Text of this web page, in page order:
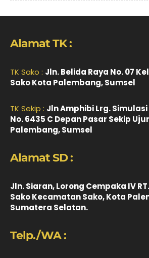
Alamat TK :
TK Sako : Jln. Belida Raya No. 07
Sako Kota Palembang, Sumsel
TK Sekip : Jln Amphibi Lrg. Simulasi
No. 6435 C Depan Pasar Sekip
Palembang, Sumsel
Alamat SD :
Jln. Siaran, Lorong Cempaka IV
Sako Kecamatan Sako, Kota
Sumatera Selatan.
Telp./WA :